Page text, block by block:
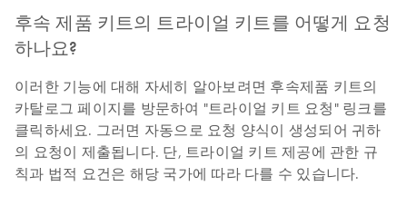
후속 제품 키트의 트라이얼 키트를 어떻게 요청
하나요?
이러한 기능에 대해 자세히 알아보려면 후속제품 키트의
카탈로그 페이지를 방문하여 "트라이얼 키트 요청" 링크를
클릭하세요. 그러면 자동으로 요청 양식이 생성되어 귀하
의 요청이 제출됩니다. 단, 트라이얼 키트 제공에 관한 규
칙과 법적 요건은 해당 국가에 따라 다를 수 있습니다.